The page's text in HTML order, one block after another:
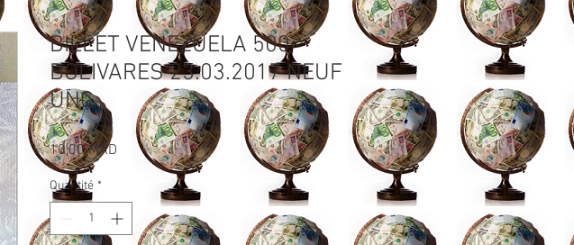
BILLET VENEZUELA 500
BOLIVARES 23.03.2017 NEUF
UNC
10,00 MAD Prix
Quantité *